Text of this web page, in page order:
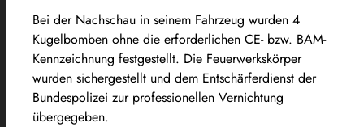
Bei der Nachschau in seinem Fahrzeug wurden 4
Kugelbomben ohne die erforderlichen CE- bzw. BAM-
Kennzeichnung festgestellt. Die Feuerwerkskörper
wurden sichergestellt und dem Entschärferdienst der
Bundespolizei zur professionellen Vernichtung
übergegeben.